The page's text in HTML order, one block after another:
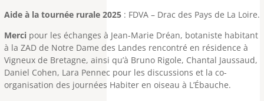
Aide à la tournée rurale 2025 : FDVA – Drac des Pays de La Loire.
Merci pour les échanges à Jean-Marie Dréan, botaniste habitant
à la ZAD de Notre Dame des Landes rencontré en résidence à
Vigneux de Bretagne, ainsi qu’à Bruno Rigole, Chantal Jaussaud,
Daniel Cohen, Lara Pennec pour les discussions et la co-
organisation des journées Habiter en oiseau à L’Ébauche.